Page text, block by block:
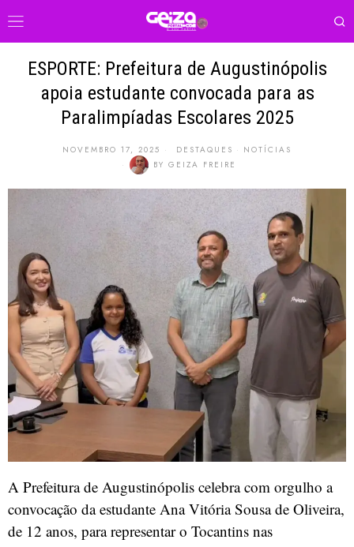
ESPORTE: Prefeitura de Augustinópolis
apoia estudante convocada para as
Paralimpíadas Escolares 2025
NOVEMBRO 17, 2025 DESTAQUES · NOTÍCIAS
BY GEIZA FREIRE
A Prefeitura de Augustinópolis celebra com orgulho a
convocação da estudante Ana Vitória Sousa de Oliveira,
de 12 anos, para representar o Tocantins nas